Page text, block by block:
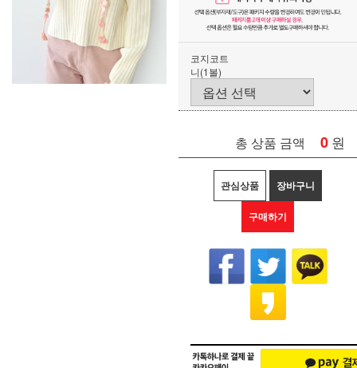
코지코트
니(1볼)
총 상품 금액 0 원
관심상품 장바구니
구매하기